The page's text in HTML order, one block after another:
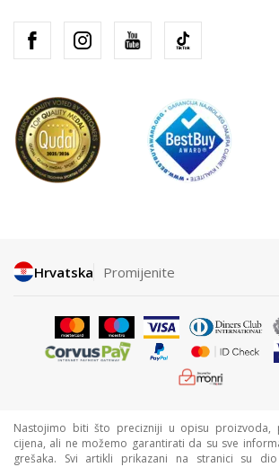
Hrvatska Promijenite
Nastojimo biti što precizniji u opisu proizvoda,
cijena, ali ne možemo garantirati da su sve
grešaka. Svi artikli prikazani na stranici su